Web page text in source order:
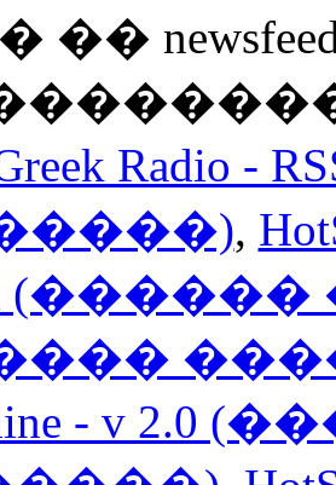
��
Radio
,
- v